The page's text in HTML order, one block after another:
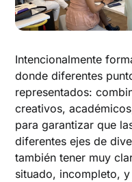
Intencionalmente
donde diferentes
representados:
creativos,
para garantizar que
diferentes ejes de
también tener muy
situado, incompleto,